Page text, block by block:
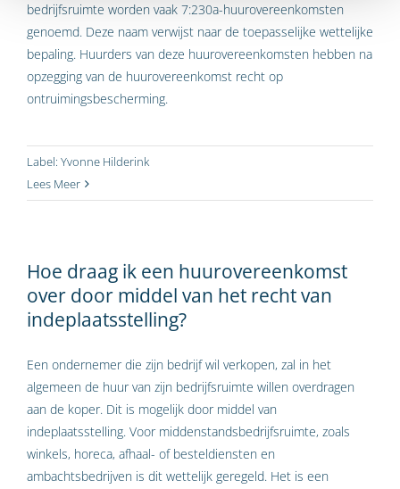
bedrijfsruimte worden vaak 7:230a-huurovereenkomsten
genoemd. Deze naam verwijst naar de toepasselijke wettelijke
bepaling. Huurders van deze huurovereenkomsten hebben na
opzegging van de huurovereenkomst recht op
ontruimingsbescherming.
Label: Yvonne Hilderink
Lees Meer
Hoe draag ik een huurovereenkomst
over door middel van het recht van
indeplaatsstelling?
Een ondernemer die zijn bedrijf wil verkopen, zal in het
algemeen de huur van zijn bedrijfsruimte willen overdragen
aan de koper. Dit is mogelijk door middel van
indeplaatsstelling. Voor middenstandsbedrijfsruimte, zoals
winkels, horeca, afhaal- of besteldiensten en
ambachtsbedrijven is dit wettelijk geregeld. Het is een